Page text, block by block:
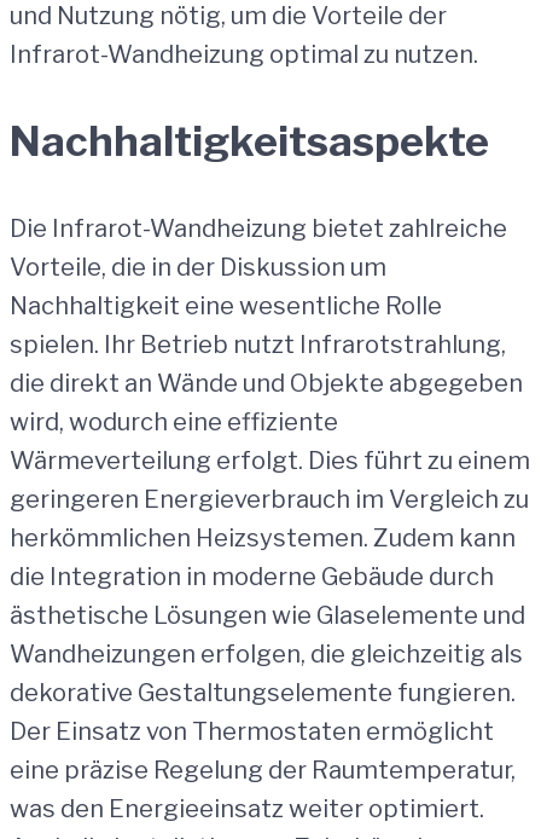
und Nutzung nötig, um die Vorteile der
Infrarot-Wandheizung optimal zu nutzen.
Nachhaltigkeitsaspekte
Die Infrarot-Wandheizung bietet zahlreiche
Vorteile, die in der Diskussion um
Nachhaltigkeit eine wesentliche Rolle
spielen. Ihr Betrieb nutzt Infrarotstrahlung,
die direkt an Wände und Objekte abgegeben
wird, wodurch eine effiziente
Wärmeverteilung erfolgt. Dies führt zu einem
geringeren Energieverbrauch im Vergleich zu
herkömmlichen Heizsystemen. Zudem kann
die Integration in moderne Gebäude durch
ästhetische Lösungen wie Glaselemente und
Wandheizungen erfolgen, die gleichzeitig als
dekorative Gestaltungselemente fungieren.
Der Einsatz von Thermostaten ermöglicht
eine präzise Regelung der Raumtemperatur,
was den Energieeinsatz weiter optimiert.